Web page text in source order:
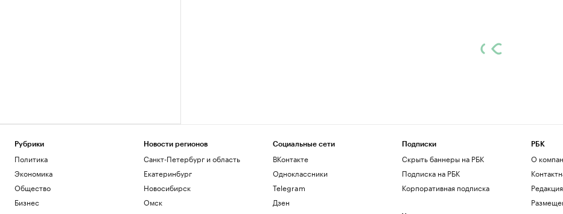
Рубрики
Политика
Экономика
Общество
Бизнес
Новости регионов
Санкт-Петербург и область
Екатеринбург
Новосибирск
Омск
Социальные сети
ВКонтакте
Одноклассники
Telegram
Дзен
Подписки
Скрыть баннеры на РБК
Подписка на РБК
Корпоративная подписка
РБК
О
Редакция